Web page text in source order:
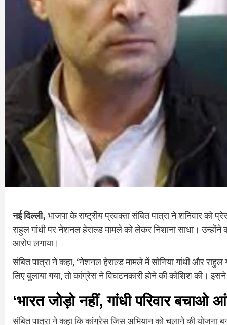
नई दिल्ली, भाजपा के राष्ट्रीय प्रवक्ता संबित पात्रा ने शनिवार
राहुल गांधी पर नेशनल हेराल्ड मामले को लेकर निशाना साधा।
आरोप लगाया।
संबित पात्रा ने कहा, ‘नेशनल हेराल्ड मामले में सोनिया गांधी और
लिए बुलाया गया, तो कांग्रेस ने विघटनकारी होने की कोशिश की।
‘भारत जोड़ो नहीं, गांधी परिवार बचाओ
संबित पात्रा ने कहा कि कांग्रेस जिस अभियान को चलाने की योजना